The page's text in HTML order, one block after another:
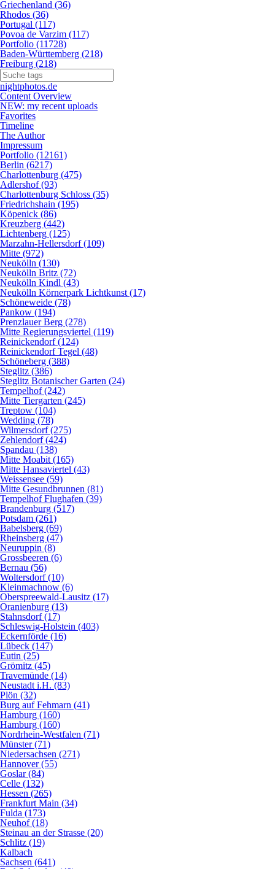
Griechenland (36)
Rhodos (36)
Portugal (117)
Povoa de Varzim (117)
Portfolio (11728)
Baden-Württemberg (218)
Freiburg (218)
nightphotos.de
Content Overview
NEW: my recent uploads
Favorites
Timeline
The Author
Impressum
Portfolio (12161)
Berlin (6217)
Charlottenburg (475)
Adlershof (93)
Charlottenburg Schloss (35)
Friedrichshain (195)
Köpenick (86)
Kreuzberg (442)
Lichtenberg (125)
Marzahn-Hellersdorf (109)
Mitte (972)
Neukölln (130)
Neukölln Britz (72)
Neukölln Kindl (43)
Neukölln Körnerpark Lichtkunst (17)
Schöneweide (78)
Pankow (194)
Prenzlauer Berg (278)
Mitte Regierungsviertel (119)
Reinickendorf (124)
Reinickendorf Tegel (48)
Schöneberg (388)
Steglitz (386)
Steglitz Botanischer Garten (24)
Tempelhof (242)
Mitte Tiergarten (245)
Treptow (104)
Wedding (78)
Wilmersdorf (275)
Zehlendorf (424)
Spandau (138)
Mitte Moabit (165)
Mitte Hansaviertel (43)
Weissensee (59)
Mitte Gesundbrunnen (81)
Tempelhof Flughafen (39)
Brandenburg (517)
Potsdam (261)
Babelsberg (69)
Rheinsberg (47)
Neuruppin (8)
Grossbeeren (6)
Bernau (56)
Woltersdorf (10)
Kleinmachnow (6)
Oberspreewald-Lausitz (17)
Oranienburg (13)
Stahnsdorf (17)
Schleswig-Holstein (403)
Eckernförde (16)
Lübeck (147)
Eutin (25)
Grömitz (45)
Travemünde (14)
Neustadt i.H. (83)
Plön (32)
Burg auf Fehmarn (41)
Hamburg (160)
Hamburg (160)
Nordrhein-Westfalen (71)
Münster (71)
Niedersachsen (271)
Hannover (55)
Goslar (84)
Celle (132)
Hessen (265)
Frankfurt Main (34)
Fulda (173)
Neuhof (18)
Steinau an der Strasse (20)
Schlitz (19)
Kalbach
Sachsen (641)